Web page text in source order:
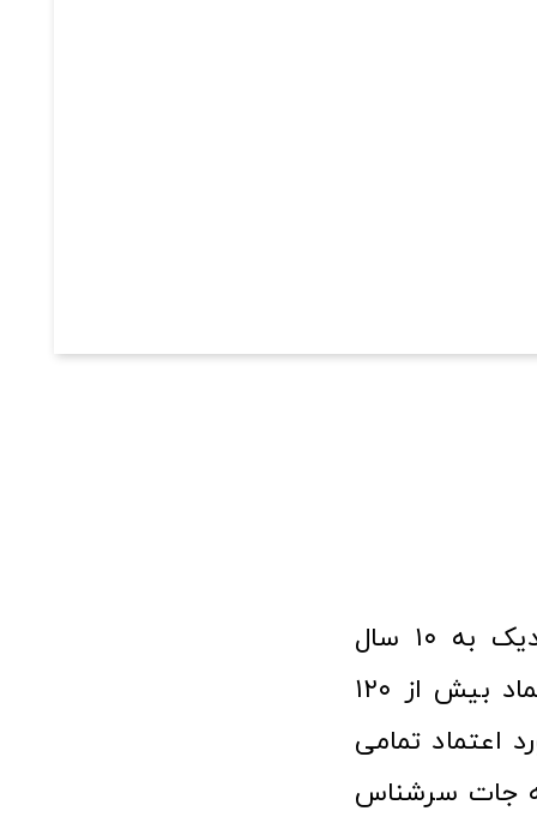
فروشگاه آنلاین ابزار و تجهیزات صنعتی کولیس با افتخار نزدیک به ۱۰ سال
فعالیت در عرصه ابزارآلات و کالاهای صنعتی توانسته مورد اعتماد بیش از ۱۲۰
اعتماد تمامی
جات سرشناس